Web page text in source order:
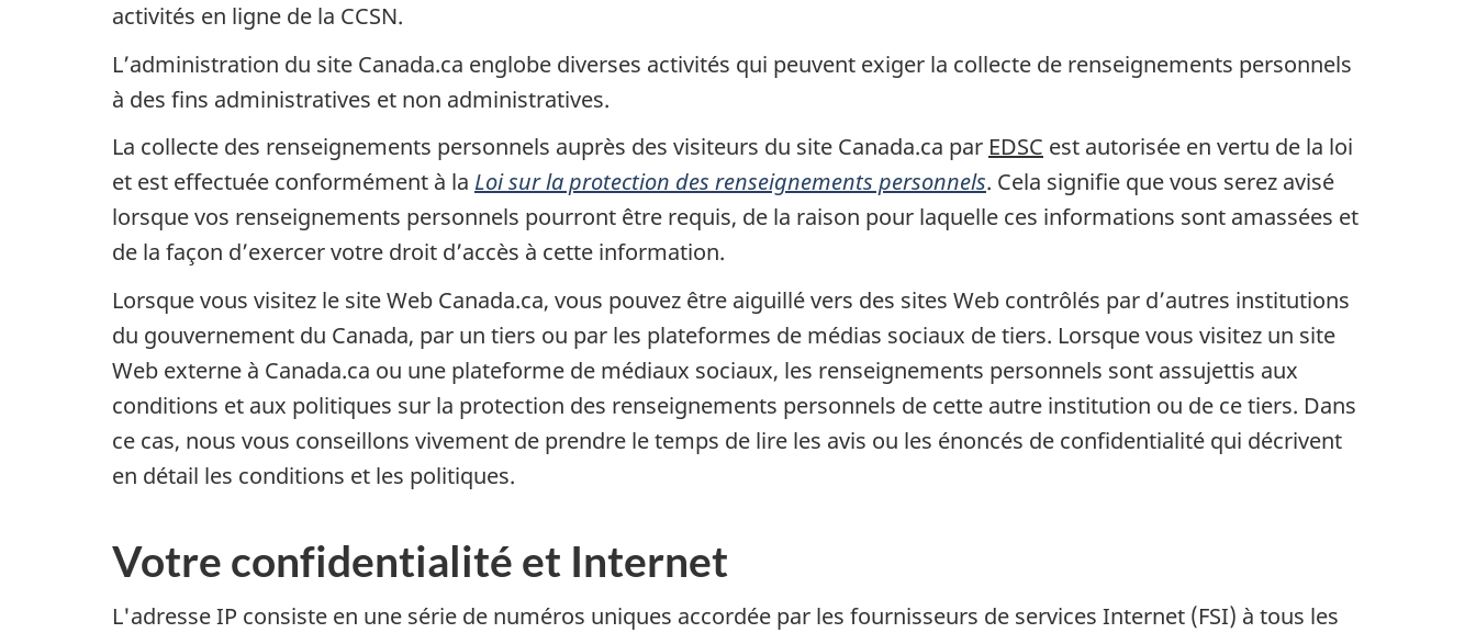
activités en ligne de la CCSN.
L’administration du site Canada.ca englobe diverses activités qui peuvent exiger la collecte de renseignements personnels
à des fins administratives et non administratives.
La collecte des renseignements personnels auprès des visiteurs du site Canada.ca par EDSC est autorisée en vertu de la loi
et est effectuée conformément à la Loi sur la protection des renseignements personnels. Cela signifie que vous serez avisé
lorsque vos renseignements personnels pourront être requis, de la raison pour laquelle ces informations sont amassées et
de la façon d’exercer votre droit d’accès à cette information.
Lorsque vous visitez le site Web Canada.ca, vous pouvez être aiguillé vers des sites Web contrôlés par d’autres institutions
du gouvernement du Canada, par un tiers ou par les plateformes de médias sociaux de tiers. Lorsque vous visitez un site
Web externe à Canada.ca ou une plateforme de médiaux sociaux, les renseignements personnels sont assujettis aux
conditions et aux politiques sur la protection des renseignements personnels de cette autre institution ou de ce tiers. Dans
ce cas, nous vous conseillons vivement de prendre le temps de lire les avis ou les énoncés de confidentialité qui décrivent
en détail les conditions et les politiques.
Votre confidentialité et Internet
L'adresse IP consiste en une série de numéros uniques accordée par les fournisseurs de services Internet (FSI) à tous les